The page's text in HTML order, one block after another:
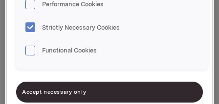
Pastasaus basilikum og
ost 9l
En kremet og fyldig ostesaus med distinkt smak
av basilikum
Performance Cookies
Strictly Necessary Cookies
Functional Cookies
Accept necessary only